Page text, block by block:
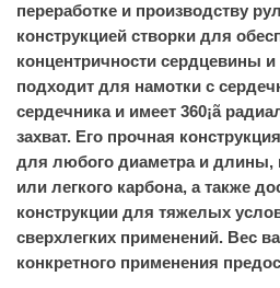
переработке и производству
конструкцией створки для
концентричности сердцевины
подходит для намотки с
сердечника и имеет 360¡ã
захват. Его прочная
для любого диаметра и длины,
или легкого карбона, а также
конструкции для тяжелых
сверхлегких применений. Вес
конкретного применения